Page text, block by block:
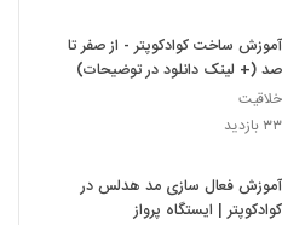
آموزش ساخت کوادکوپتر - از صفر تا
صد (+ لینک دانلود در توضیحات)
خلاقیت
۳۳ بازدید
آموزش فعال سازی مد هدلس در
کوادکوپتر | ایستگاه پرواز